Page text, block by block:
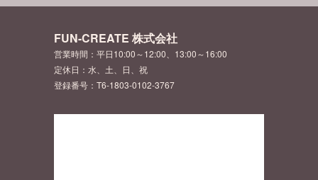
FUN-CREATE 株式会社
営業時間：平日10:00～12:00、13:00～16:00
定休日：水、土、日、祝
登録番号：T6-1803-0102-3767